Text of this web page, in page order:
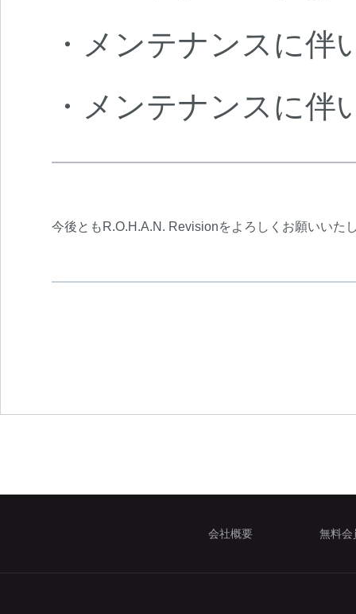
・メンテナンスに
・メンテナンスに
今後ともR.O.H.A.N. Revisionをよろしくお願いいた
会社概要 無料会